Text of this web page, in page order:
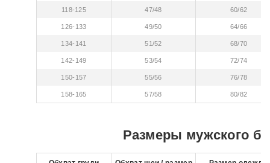
118-125 47/48 60/62
126-133 49/50 64/66
134-141 51/52 68/70
142-149 53/54 72/74
150-157 55/56 76/78
158-165 57/58 80/82
Размеры мужского